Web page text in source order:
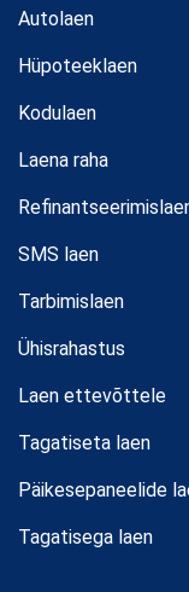
Autolaen
Hüpoteeklaen
Kodulaen
Laena raha
SMS laen
Tarbimislaen
Ühisrahastus
Laen ettevõttele
Tagatiseta laen
Päikesepaneelide
Tagatisega laen